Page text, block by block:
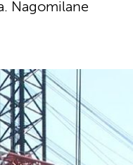
Nagomilane